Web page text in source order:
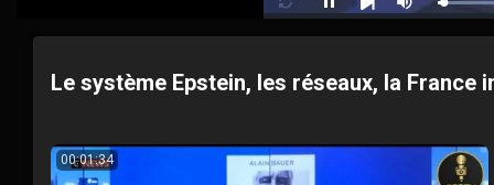
Loop
Pause
Next
Mute
Le système Epstein, les réseaux, la France
00:01:34